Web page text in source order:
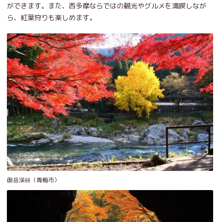
ができます。また、西多摩ならではの観光やグルメを満喫しなが
ら、紅葉狩りも楽しめます。
御岳渓谷（青梅市）